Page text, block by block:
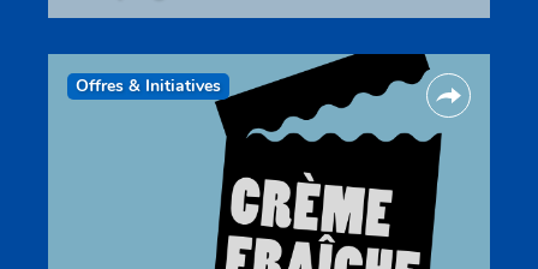
Offres & Initiatives